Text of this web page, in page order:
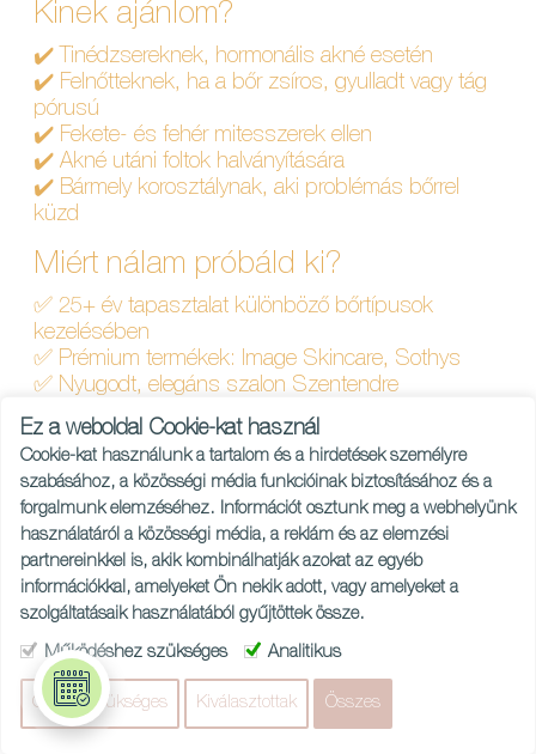
Kinek ajánlom?
✔️ Tinédzsereknek, hormonális akné esetén
✔️ Felnőtteknek, ha a bőr zsíros, gyulladt vagy tág
pórusú
✔️ Fekete- és fehér mitesszerek ellen
✔️ Akné utáni foltok halványítására
✔️ Bármely korosztálynak, aki problémás bőrrel
küzd
Miért nálam próbáld ki?
✅ 25+ év tapasztalat különböző bőrtípusok
kezelésében
✅ Prémium termékek: Image Skincare, Sothys
✅ Nyugodt, elegáns szalon Szentendre
központjában
✅ Minden vendégre figyelek – nincs futószalag,
csak figyelem
Adatvédelmi és kezelési szabályzat
Adatkezelési tájékoztató
Adatvédelmi incidens jegyzőkönyv minta
Ez a weboldal Cookie-kat használ
Cookie-kat használunk a tartalom és a hirdetések személyre
szabásához, a közösségi média funkcióinak biztosításához és a
forgalmunk elemzéséhez. Információt osztunk meg a webhelyünk
használatáról a közösségi média, a reklám és az elemzési
partnereinkkel is, akik kombinálhatják azokat az egyéb
információkkal, amelyeket Ön nekik adott, vagy amelyeket a
szolgáltatásaik használatából gyűjtöttek össze.
Működéshez szükséges Analitikus